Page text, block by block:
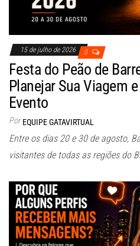
15 de julho de 2026 0
Festa do Peão de
Planejar Sua Viagem
Evento
Por EQUIPE GATAVIRTUAL
Entre os dias 20 e 30 de agosto,
visitantes de todas as regiões do